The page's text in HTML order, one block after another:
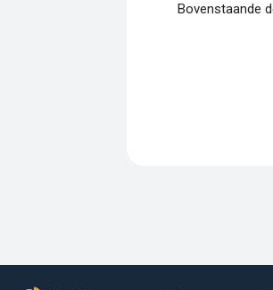
Bovenstaande